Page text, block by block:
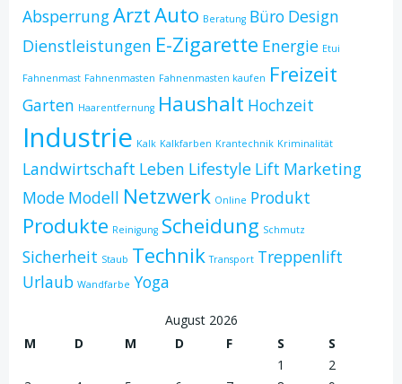
AbsperrungArztAuto Beratung Büro Design
Dienstleistungen E-Zigarette Energie Etui
Fahnenmast Fahnenmasten Fahnenmasten kaufen Freizeit
Garten Haarentfernung Haushalt Hochzeit
Industrie Kalk Kalkfarben Krantechnik Kriminalität
Landwirtschaft Leben Lifestyle Lift Marketing
Mode Modell Netzwerk Online Produkt
Produkte Reinigung Scheidung Schmutz
Sicherheit Staub Technik Transport Treppenlift
Urlaub Wandfarbe Yoga
August 2026
M
D M D F S
S
1
2